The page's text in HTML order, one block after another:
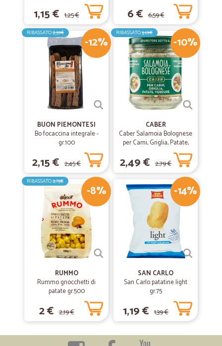
1,15 € 1,25 € 6 € 6,59 €
-12%
RIBASSATO2,59€
BUON PIEMONTESI
Bo focaccina integrale -
gr.100
2,15 € 2,45 €
-10%
RIBASSATO3,69€
CABER
Caber Salamoia Bolognese
per Carni, Griglia, Patate,
Verdure 200 gr.
2,49 € 2,79 €
-8%
RIBASSATO2,75€
RUMMO
Rummo gnocchetti di
patate gr.500
2 € 2,19 €
-14%
SAN CARLO
San Carlo patatine light
gr.75
1,19 € 1,39 €